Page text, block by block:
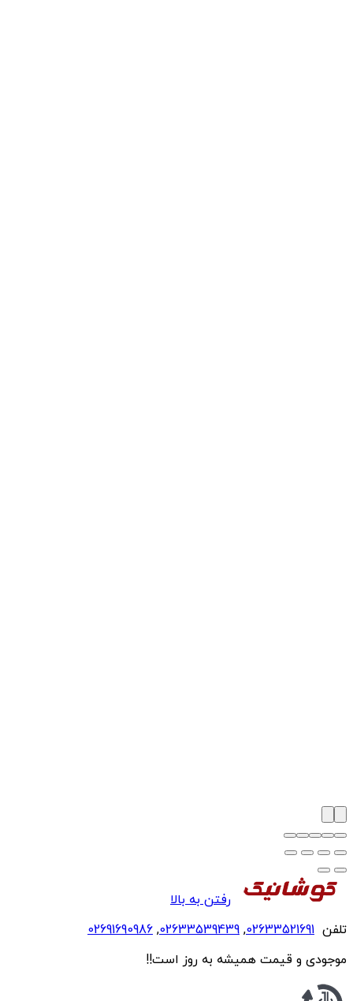
رفتن به بالا
تلفن 02633521691
,
02633539439
,
02691690986
موجودی و قیمت همیشه به روز است!!